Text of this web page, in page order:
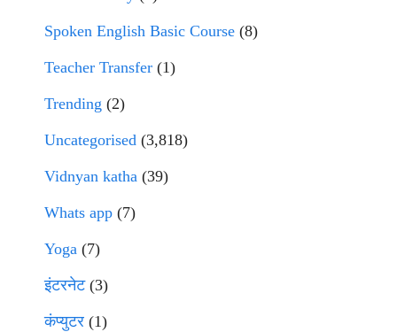
Spoken English Basic Course (8)
Teacher Transfer (1)
Trending (2)
Uncategorised (3,818)
Vidnyan katha (39)
Whats app (7)
Yoga (7)
इंटरनेट(3)
कंप्युटर (1)